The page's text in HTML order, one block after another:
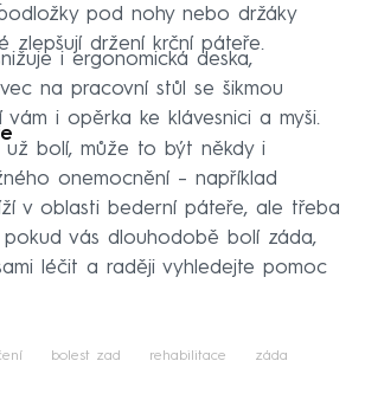
pod nohy nebo držáky
zlepšují držení krční páteře.
i ergonomická deska,
na pracovní stůl se šikmou
vám i opěrka ke klávesnici a myši.
už bolí, může to být někdy i
onemocnění – například
v oblasti bederní páteře, ale třeba
pokud vás dlouhodobě bolí záda,
léčit a raději vyhledejte pomoc
bolest zad rehabilitace záda